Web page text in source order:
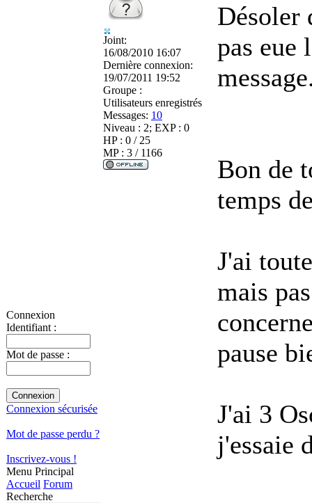
Connexion
Identifiant :
Mot de passe :
Connexion sécurisée
Mot de passe perdu ?
Inscrivez-vous !
Menu Principal
Accueil Forum
Recherche
Joint:
16/08/2010 16:07
Dernière connexion:
19/07/2011 19:52
Groupe :
Utilisateurs enregistrés
Messages: 10
Niveau : 2; EXP : 0
HP : 0 / 25
MP : 3 / 1166
Désoler
pas eue
Bon de
temps
J'ai
mais
pause
J'ai 3
j'essaie